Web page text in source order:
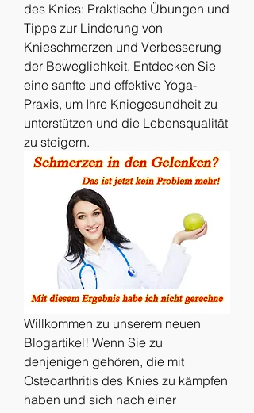
des Knies: Praktische Übungen und
Tipps zur Linderung von
Knieschmerzen und Verbesserung
der Beweglichkeit. Entdecken Sie
eine sanfte und effektive Yoga-
Praxis, um Ihre Kniegesundheit zu
unterstützen und die Lebensqualität
zu steigern.
Willkommen zu unserem neuen
Blogartikel! Wenn Sie zu
denjenigen gehören, die mit
Osteoarthritis des Knies zu kämpfen
haben und sich nach einer